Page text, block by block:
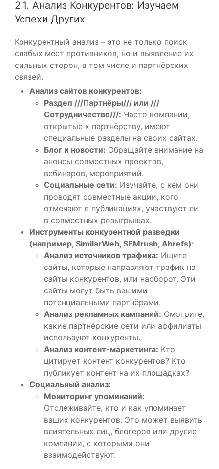
2.1. Анализ Конкурентов: Изучаем
Успехи Других
Конкурентный анализ – это не только поиск
слабых мест противников, но и выявление их
сильных сторон, в том числе и партнёрских
связей.
Анализ сайтов конкурентов:
Раздел ///Партнёры/// или ///
Сотрудничество///: Часто компании,
открытые к партнёрству, имеют
специальные разделы на своих сайтах.
Блог и новости: Обращайте внимание на
анонсы совместных проектов,
вебинаров, мероприятий.
Социальные сети: Изучайте, с кем они
проводят совместные акции, кого
отмечают в публикациях, участвуют ли
в совместных розыгрышах.
Инструменты конкурентной разведки
(например, SimilarWeb, SEMrush, Ahrefs):
Анализ источников трафика: Ищите
сайты, которые направляют трафик на
сайты конкурентов, или наоборот. Эти
сайты могут быть вашими
потенциальными партнёрами.
Анализ рекламных кампаний: Смотрите,
какие партнёрские сети или аффилиаты
используют конкуренты.
Анализ контент-маркетинга: Кто
цитирует контент конкурентов? Кто
публикует контент на их площадках?
Социальный анализ:
Мониторинг упоминаний:
Отслеживайте, кто и как упоминает
ваших конкурентов. Это может выявить
влиятельных лиц, блогеров или другие
компании, с которыми они
взаимодействуют.